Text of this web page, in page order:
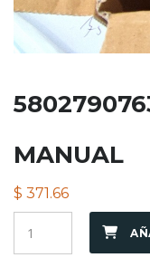
MANUAL
$ 371.66